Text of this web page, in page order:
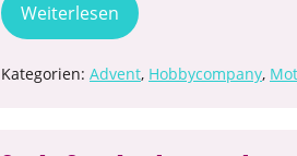
Weiterlesen
Kategorien: Advent, Hobbycompany,